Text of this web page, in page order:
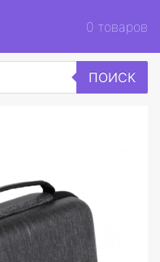
0 товаров
ПОИСК